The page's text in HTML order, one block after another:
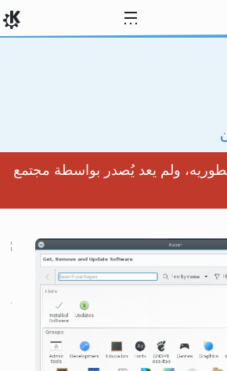
ولم يعد يُصدر بواسطة مجتمع